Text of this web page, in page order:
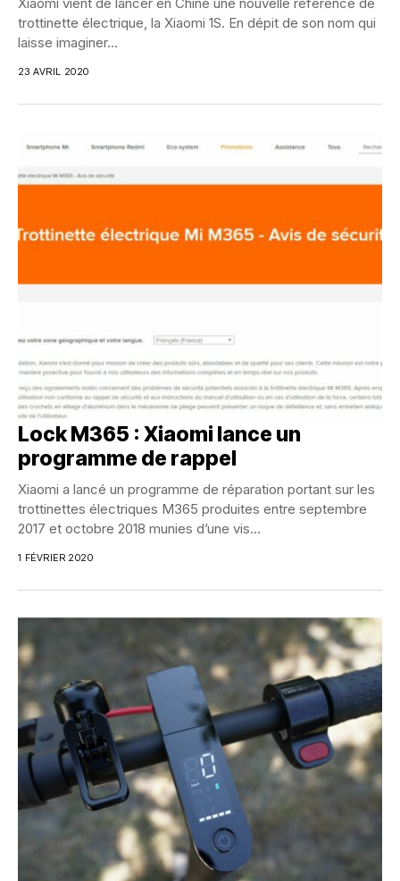
trottinette électrique, la Xiaomi 1S. En dépit de son nom qui
laisse imaginer...
23 AVRIL 2020
Lock M365 : Xiaomi lance un
programme de rappel
Xiaomi a lancé un programme de réparation portant sur les
trottinettes électriques M365 produites entre septembre
2017 et octobre 2018 munies d’une vis...
1 FÉVRIER 2020